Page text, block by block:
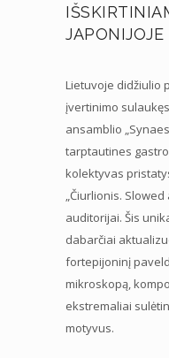
JAPONIJOJE
Lietuvoje didžiulio
įvertinimo
ansamblio
tarptautines
kolektyvas
„Čiurlionis.
auditorijai. Šis
dabarčiai
fortepijoninį
mikroskopą,
ekstremaliai
motyvus.